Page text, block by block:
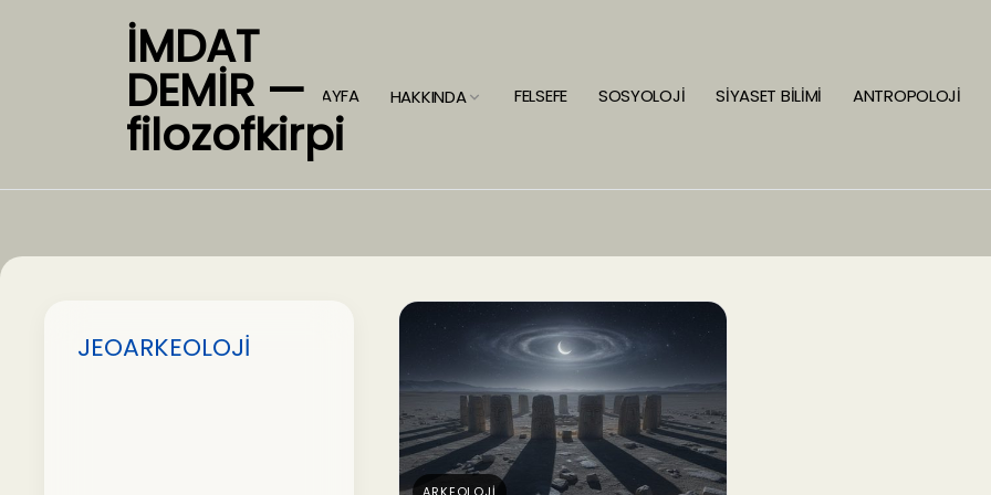
İMDAT
DEMİR —
filozofkirpi
ANASAYFA HAKKINDA FELSEFE SOSYOLOJİ SİYASET BİLİMİ ANTROPOLOJİ
JEOARKEOLOJİ